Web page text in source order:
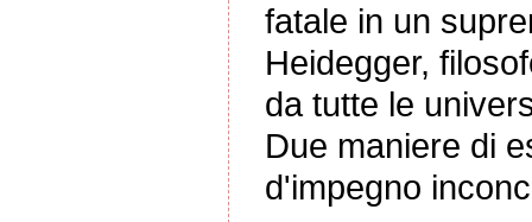
fatale in un
Heidegger,
da tutte le
Due maniere di
d'impegno